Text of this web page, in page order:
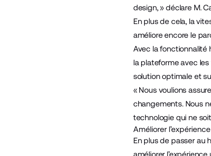
design, » déclare M.
En plus de cela, la
améliore encore le
Avec la fonctionnalité
la plateforme avec
solution optimale et
« Nous voulions
changements. Nous
technologie qui ne
Améliorer
En plus de passer au